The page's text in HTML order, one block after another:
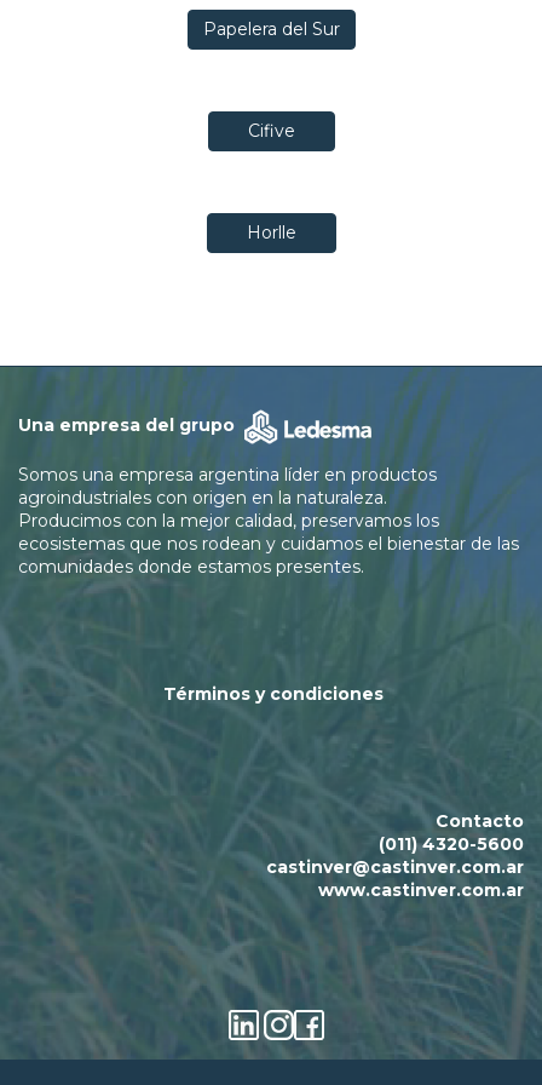
Papelera del Sur
Cifive
Horlle
Una empresa del grupo
Somos una empresa argentina líder en productos
agroindustriales con origen en la naturaleza.
Producimos con la mejor calidad, preservamos los
ecosistemas que nos rodean y cuidamos el bienestar de las
comunidades donde estamos presentes.
Términos y condiciones
Contacto
(011) 4320-5600
castinver@castinver.com.ar
www.castinver.com.ar